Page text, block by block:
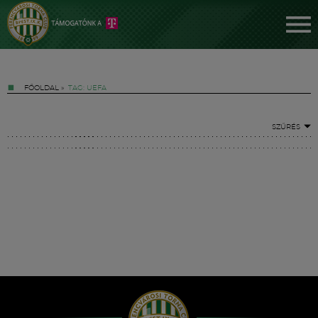
FŐOLDAL » TAG: UEFA
SZŰRÉS
Hírek